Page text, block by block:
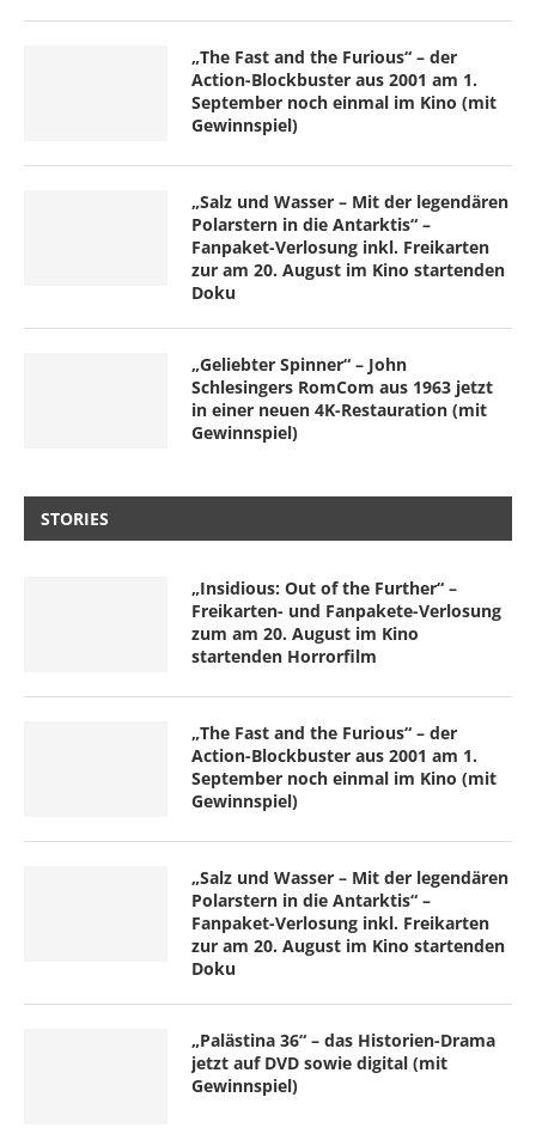
„The Fast and the Furious“ – der
Action-Blockbuster aus 2001 am 1.
September noch einmal im Kino (mit
Gewinnspiel)
„Salz und Wasser – Mit der legendären
Polarstern in die Antarktis“ –
Fanpaket-Verlosung inkl. Freikarten
zur am 20. August im Kino startenden
Doku
„Geliebter Spinner“ – John
Schlesingers RomCom aus 1963 jetzt
in einer neuen 4K-Restauration (mit
Gewinnspiel)
STORIES
„Insidious: Out of the Further“ –
Freikarten- und Fanpakete-Verlosung
zum am 20. August im Kino
startenden Horrorfilm
„The Fast and the Furious“ – der
Action-Blockbuster aus 2001 am 1.
September noch einmal im Kino (mit
Gewinnspiel)
„Salz und Wasser – Mit der legendären
Polarstern in die Antarktis“ –
Fanpaket-Verlosung inkl. Freikarten
zur am 20. August im Kino startenden
Doku
„Palästina 36“ – das Historien-Drama
jetzt auf DVD sowie digital (mit
Gewinnspiel)